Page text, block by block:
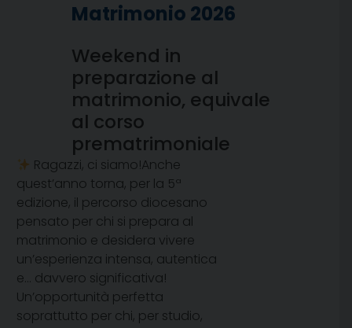
Matrimonio 2026
Weekend in
preparazione al
matrimonio, equivale
al corso
prematrimoniale
Ragazzi, ci siamo!Anche
quest’anno torna, per la 5ª
edizione, il percorso diocesano
pensato per chi si prepara al
matrimonio e desidera vivere
un’esperienza intensa, autentica
e… davvero significativa!
Un’opportunità perfetta
soprattutto per chi, per studio,